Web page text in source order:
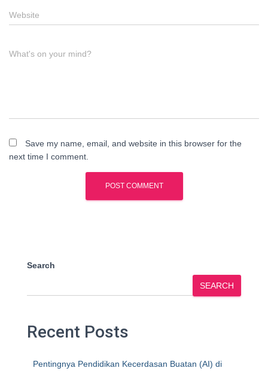
Website
What's on your mind?
Save my name, email, and website in this browser for the
next time I comment.
Search
SEARCH
Recent Posts
Pentingnya Pendidikan Kecerdasan Buatan (AI) di